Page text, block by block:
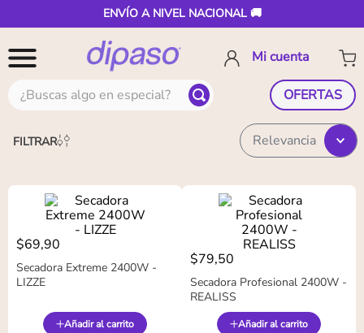
ENVÍO A NIVEL NACIONAL 🚚
¿Buscas algo en especial? OFERTAS
FILTRAR Relevancia
$69,90
Secadora Extreme 2400W -
LIZZE
Añadir al carrito
$79,50
Secadora Profesional 2400W -
REALISS
Añadir al carrito